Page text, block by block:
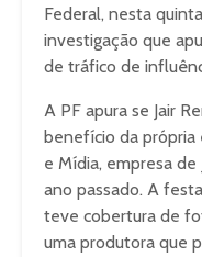
Federal, nesta
investigação que
de tráfico de
A PF apura se Jair
benefício da própria
e Mídia, empresa de
ano passado. A
teve cobertura de
uma produtora que